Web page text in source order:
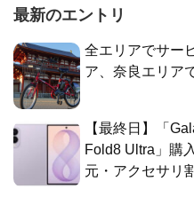
最新のエントリ
全エリアでサー
ア、奈良エリア
【最終日】「
Fold8 Ultra」購
元・アクセサリ